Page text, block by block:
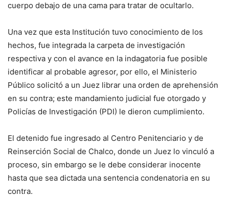
cuerpo debajo de una cama para tratar de ocultarlo.
Una vez que esta Institución tuvo conocimiento de los
hechos, fue integrada la carpeta de investigación
respectiva y con el avance en la indagatoria fue posible
identificar al probable agresor, por ello, el Ministerio
Público solicitó a un Juez librar una orden de aprehensión
en su contra; este mandamiento judicial fue otorgado y
Policías de Investigación (PDI) le dieron cumplimiento.
El detenido fue ingresado al Centro Penitenciario y de
Reinserción Social de Chalco, donde un Juez lo vinculó a
proceso, sin embargo se le debe considerar inocente
hasta que sea dictada una sentencia condenatoria en su
contra.